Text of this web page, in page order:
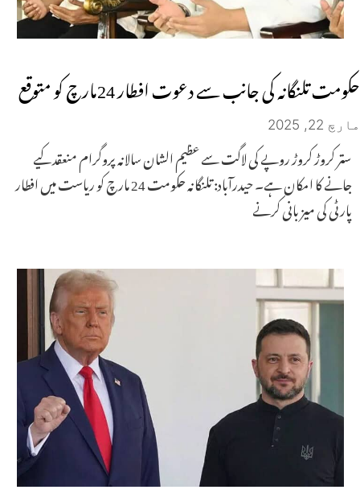
حکومت تلنگانہ کی جانب سے دعوت افطار 24مارچ کو متوقع
مارچ 22, 2025
ستر کروڑ کروڑ روپے کی لاگت سے عظیم الشان سالانہ پروگرام منعقد کیے
جانے کا امکان ہے۔ حیدرآباد: تلنگانہ حکومت 24 مارچ کو ریاست میں افطار
پارٹی کی میزبانی کرنے